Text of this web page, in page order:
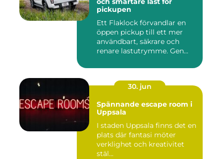
pickupen
Ett Flaklock förvandlar en
öppen pickup till ett mer
användbart, säkrare och
renare lastutrymme. Gen...
30. jun
Spännande escape room i
Uppsala
I staden Uppsala finns det en
plats där fantasi möter
verklighet och kreativitet
stäl...